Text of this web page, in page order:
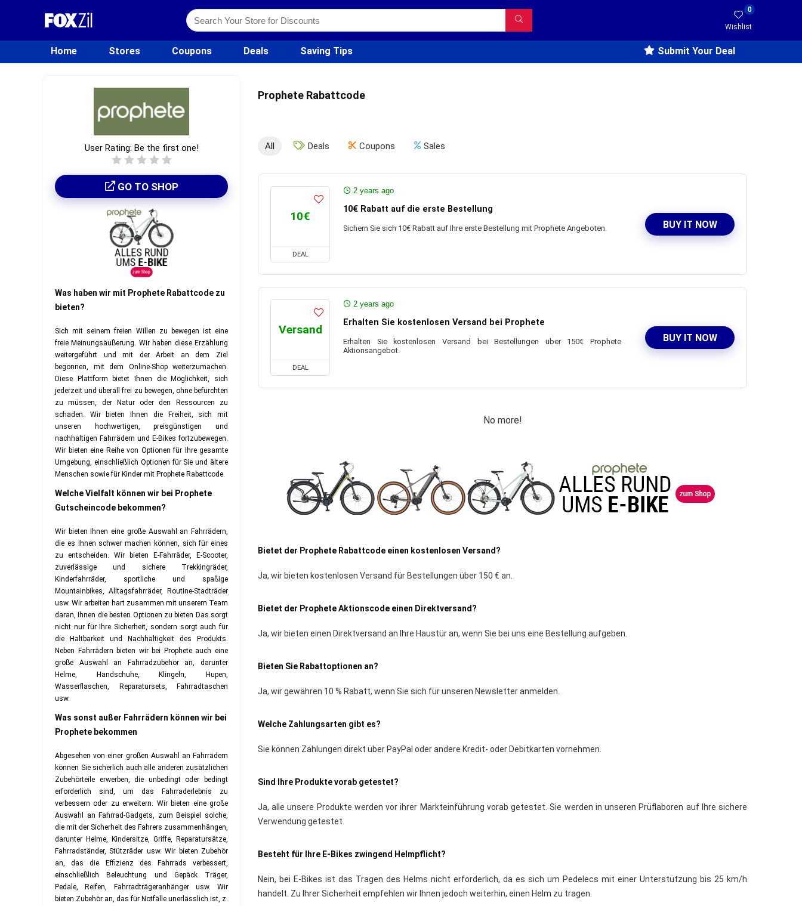
0
Wishlist
Home Stores Coupons Deals Saving Tips Submit Your Deal
Prophete Rabattcode
User Rating: Be the first one!
GO TO SHOP
Was haben wir mit Prophete Rabattcode zu
bieten?
Sich mit seinem freien Willen zu bewegen ist eine
freie Meinungsäußerung. Wir haben diese Erzählung
weitergeführt und mit der Arbeit an dem Ziel
begonnen, mit dem Online-Shop weiterzumachen.
Diese Plattform bietet Ihnen die Möglichkeit, sich
jederzeit und überall frei zu bewegen, ohne befürchten
zu müssen, der Natur oder den Ressourcen zu
schaden. Wir bieten Ihnen die Freiheit, sich mit
unseren hochwertigen, preisgünstigen und
nachhaltigen Fahrrädern und E-Bikes fortzubewegen.
Wir bieten eine Reihe von Optionen für Ihre gesamte
Umgebung, einschließlich Optionen für Sie und ältere
Menschen sowie für Kinder mit Prophete Rabattcode.
Welche Vielfalt können wir bei Prophete
Gutscheincode bekommen?
Wir bieten Ihnen eine große Auswahl an Fahrrädern,
die es Ihnen schwer machen können, sich für eines
zu entscheiden. Wir bieten E-Fahrräder, E-Scooter,
zuverlässige und sichere Trekkingräder,
Kinderfahrräder, sportliche und spaßige
Mountainbikes, Alltagsfahrräder, Routine-Stadträder
usw. Wir arbeiten hart zusammen mit unserem Team
daran, Ihnen die besten Optionen zu bieten Das sorgt
nicht nur für Ihre Sicherheit, sondern sorgt auch für
die Haltbarkeit und Nachhaltigkeit des Produkts.
Neben Fahrrädern bieten wir bei Prophete auch eine
große Auswahl an Fahrradzubehör an, darunter
Helme, Handschuhe, Klingeln, Hupen,
Wasserflaschen, Reparatursets, Fahrradtaschen
usw.
Was sonst außer Fahrrädern können wir bei
Prophete bekommen
Abgesehen von einer großen Auswahl an Fahrrädern
können Sie sicherlich auch alle anderen zusätzlichen
Zubehörteile erwerben, die unbedingt oder bedingt
erforderlich sind, um das Fahrraderlebnis zu
verbessern oder zu erweitern. Wir bieten eine große
Auswahl an Fahrrad-Gadgets, zum Beispiel solche,
die mit der Sicherheit des Fahrers zusammenhängen,
darunter Helme, Kindersitze, Griffe, Reparatursätze,
Fahrradständer, Stützräder usw. Wir bieten Zubehör
an, das die Effizienz des Fahrrads verbessert,
einschließlich Beleuchtung und Gepäck Träger,
Pedale, Reifen, Fahrradträgeranhänger usw. Wir
bieten Zubehör an, das für Notfälle unerlässlich ist, z.
All Deals Coupons Sales
10€
DEAL
2 years ago
10€ Rabatt auf die erste Bestellung
Sichern Sie sich 10€ Rabatt auf Ihre erste Bestellung mit Prophete Angeboten. BUY IT NOW
Versand
DEAL
2 years ago
Erhalten Sie kostenlosen Versand bei Prophete
Erhalten Sie kostenlosen Versand bei Bestellungen über 150€ Prophete
Aktionsangebot.
BUY IT NOW
No more!
Bietet der Prophete Rabattcode einen kostenlosen Versand?
Ja, wir bieten kostenlosen Versand für Bestellungen über 150 € an.
Bietet der Prophete Aktionscode einen Direktversand?
Ja, wir bieten einen Direktversand an Ihre Haustür an, wenn Sie bei uns eine Bestellung aufgeben.
Bieten Sie Rabattoptionen an?
Ja, wir gewähren 10 % Rabatt, wenn Sie sich für unseren Newsletter anmelden.
Welche Zahlungsarten gibt es?
Sie können Zahlungen direkt über PayPal oder andere Kredit- oder Debitkarten vornehmen.
Sind Ihre Produkte vorab getestet?
Ja, alle unsere Produkte werden vor ihrer Markteinführung vorab getestet. Sie werden in unseren Prüflaboren auf Ihre sichere
Verwendung getestet.
Besteht für Ihre E-Bikes zwingend Helmpflicht?
Nein, bei E-Bikes ist das Tragen des Helms nicht erforderlich, da es sich um Pedelecs mit einer Unterstützung bis 25 km/h
handelt. Zu Ihrer Sicherheit empfehlen wir Ihnen jedoch weiterhin, einen Helm zu tragen.